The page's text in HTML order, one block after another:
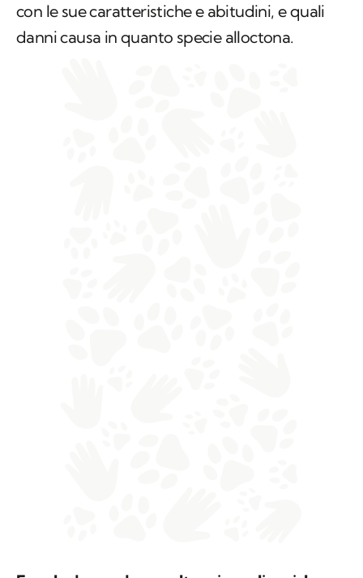
con le sue caratteristiche e abitudini, e quali
danni causa in quanto specie alloctona.